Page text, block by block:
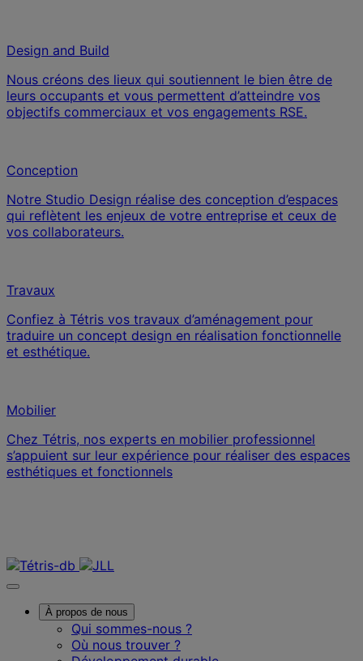
Design and Build
Nous créons des lieux qui soutiennent le bien être de
leurs occupants et vous permettent d’atteindre vos
objectifs commerciaux et vos engagements RSE.
Conception
Notre Studio Design réalise des conception d’espaces
qui reflètent les enjeux de votre entreprise et ceux de
vos collaborateurs.
Travaux
Confiez à Tétris vos travaux d’aménagement pour
traduire un concept design en réalisation fonctionnelle
et esthétique.
Mobilier
Chez Tétris, nos experts en mobilier professionnel
s’appuient sur leur expérience pour réaliser des espaces
esthétiques et fonctionnels
À propos de nous
Qui sommes-nous ?
Où nous trouver ?